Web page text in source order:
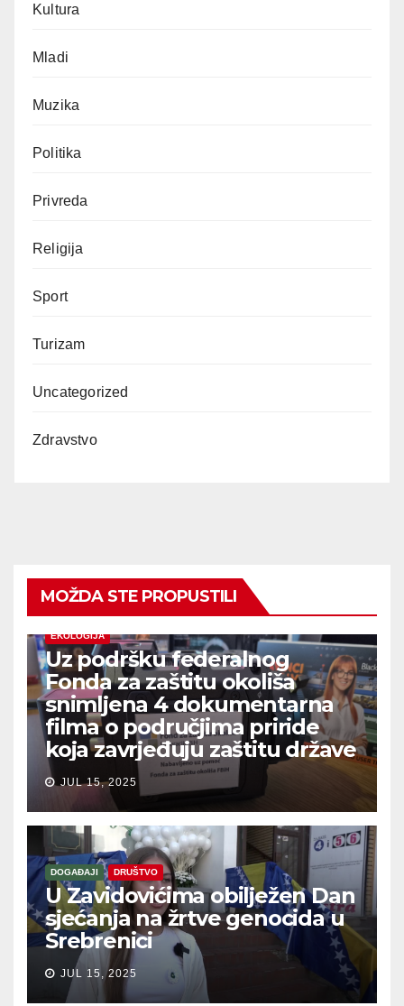
Kultura
Mladi
Muzika
Politika
Privreda
Religija
Sport
Turizam
Uncategorized
Zdravstvo
MOŽDA STE PROPUSTILI
EKOLOGIJA
Uz podršku federalnog
Fonda za zaštitu okoliša
snimljena 4 dokumentarna
filma o područjima priride
koja zavrjeđuju zaštitu države
JUL 15, 2025
DOGAĐAJI DRUŠTVO
U Zavidovićima obilježen Dan
sjećanja na žrtve genocida u
Srebrenici
JUL 15, 2025